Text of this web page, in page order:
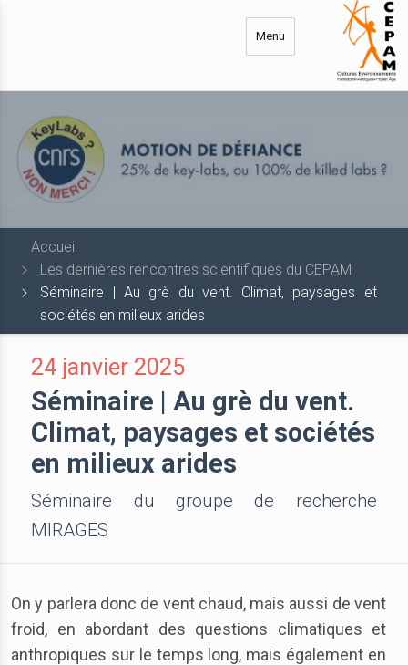
Menu
Accueil
Les dernières rencontres scientifiques du CEPAM
Séminaire | Au grè du vent. Climat, paysages et
sociétés en milieux arides
24 janvier 2025
Séminaire | Au grè du vent.
Climat, paysages et sociétés
en milieux arides
Séminaire du groupe de recherche
MIRAGES
On y parlera donc de vent chaud, mais aussi de vent
froid, en abordant des questions climatiques et
anthropiques sur le temps long, mais également en